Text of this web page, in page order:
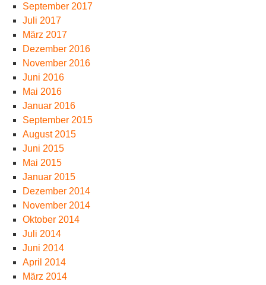
September 2017
Juli 2017
März 2017
Dezember 2016
November 2016
Juni 2016
Mai 2016
Januar 2016
September 2015
August 2015
Juni 2015
Mai 2015
Januar 2015
Dezember 2014
November 2014
Oktober 2014
Juli 2014
Juni 2014
April 2014
März 2014